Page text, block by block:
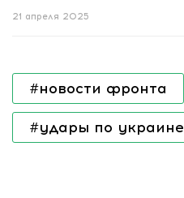
21 апреля 2025
#новости фронта
#удары по украине